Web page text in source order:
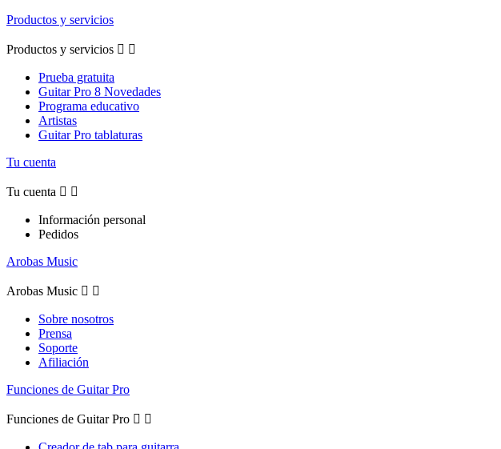
Productos y servicios
Productos y servicios  
Prueba gratuita
Guitar Pro 8 Novedades
Programa educativo
Artistas
Guitar Pro tablaturas
Tu cuenta
Tu cuenta  
Información personal
Pedidos
Arobas Music
Arobas Music  
Sobre nosotros
Prensa
Soporte
Afiliación
Funciones de Guitar Pro
Funciones de Guitar Pro  